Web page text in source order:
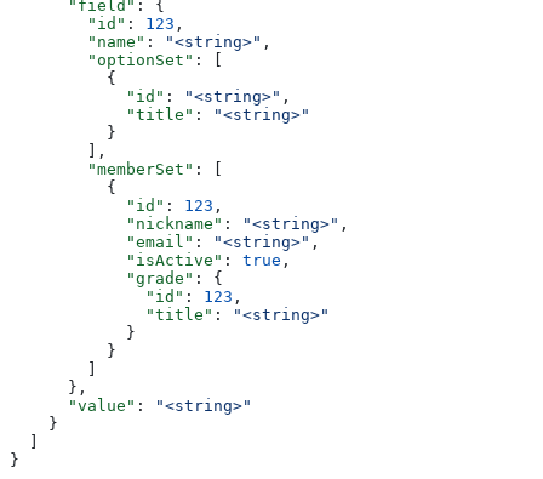
      "field"
: {
        "id"
: 123 ,
        "name"
: "<string>" ,
        "optionSet"
: [
          {
            "id"
: "<string>" ,
            "title"
:
"<string>"
          }
        ],
        "memberSet"
: [
          {
            "id"
: 123 ,
            "nickname"
: "<string>" ,
            "email"
: "<string>" ,
            "isActive"
: true ,
            "grade"
: {
              "id"
: 123 ,
              "title"
:
"<string>"
            }
          }
      },
      "value"
:
"<string>"
    }
}